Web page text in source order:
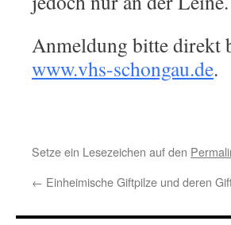
Anmeldung bitte direkt
www.vhs-schongau.de.
Setze ein Lesezeichen auf den
← Einheimische Giftpilze und deren